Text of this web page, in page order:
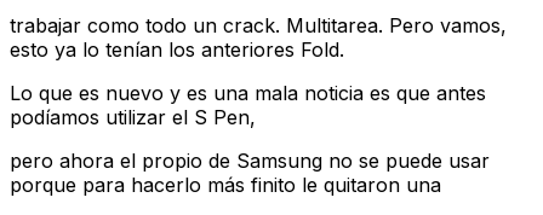
trabajar como todo un crack. Multitarea. Pero vamos,
esto ya lo tenían los anteriores Fold.
Lo que es nuevo y es una mala noticia es que antes
podíamos utilizar el S Pen,
pero ahora el propio de Samsung no se puede usar
porque para hacerlo más finito le quitaron una